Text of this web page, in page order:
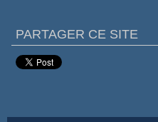
PARTAGER CE SITE